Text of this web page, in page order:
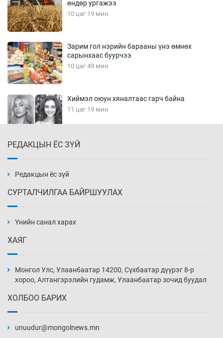
өндөр ургажээ
10 цаг 19 мин
Зарим гол нэрийн барааны үнэ өмнөх
сарынхаас буурчээ
10 цаг 49 мин
Хиймэл оюун хяналтаас гарч байна
11 цаг 19 мин
11 цаг 49 мин
нэмэгджээ
12 цаг 19 мин
12 цаг 49 мин
РЕДАКЦЫН ЁС ЗҮЙ
Редакцын ёс зүй
СУРТАЛЧИЛГАА БАЙРШУУЛАХ
Үнийн санал харах
ХАЯГ
Монгол Улс, Улаанбаатар 14200, Сүхбаатар дүүрэг 8-р
хороо, Алтангэрэлийн гудамж, Улаанбаатар зочид буудал
ХОЛБОО БАРИХ
unuudur@mongolnews.mn